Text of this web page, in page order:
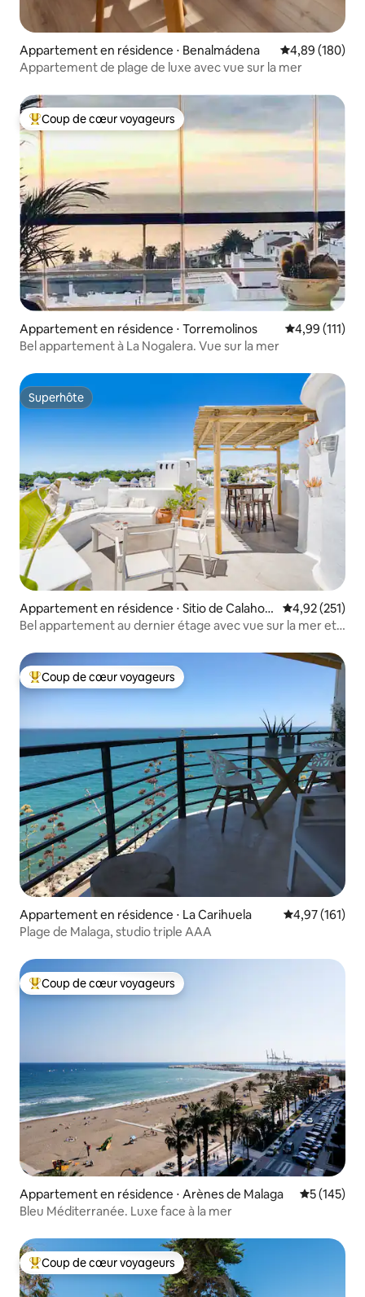
Appartement en résidence ⋅ Benalmádena Évaluation
4,89 (180)
Appartement de plage de luxe avec vue sur la mer
Coups de cœur voyageurs les plus appréciés
Coup de cœur voyageurs
Appartement en résidence ⋅ Torremolinos Évaluation
4,99 (111)
Bel appartement à La Nogalera. Vue sur la mer
Superhôte
Superhôte
Appartement en résidence ⋅ Sitio de Calahon
da
Évaluation
4,92 (251)
Bel appartement au dernier étage avec vue sur la mer et
Coups de cœur voyageurs les plus appréciés
Coup de cœur voyageurs
Appartement en résidence ⋅ La Carihuela Évaluation
4,97 (161)
Plage de Malaga, studio triple AAA
Coups de cœur voyageurs les plus appréciés
Coup de cœur voyageurs
Appartement en résidence ⋅ Arènes de Malaga Évaluation
5 (145)
Bleu Méditerranée. Luxe face à la mer
Coups de cœur voyageurs les plus appréciés
Coup de cœur voyageurs